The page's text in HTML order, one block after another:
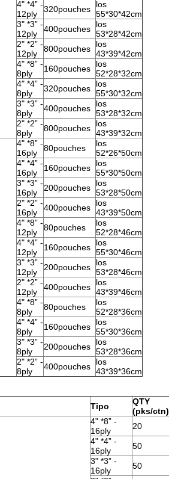
4" *4” -
12ply
320pouches
los
55*30*42cm
3" *3” -
12ply
400pouches
los
53*28*42cm
2" *2” -
12ply
800pouches
los
43*39*42cm
4" *8” -
8ply
160pouches
los
52*28*32cm
4" *4” -
8ply
320pouches
los
55*30*32cm
3" *3” -
8ply
400pouches
los
53*28*32cm
2" *2” -
8ply
800pouches
los
43*39*32cm
4" *8” -
16ply
80pouches
los
52*26*50cm
4" *4” -
16ply
160pouches
los
55*30*50cm
3" *3” -
16ply
200pouches
los
53*28*50cm
2" *2” -
16ply
400pouches
los
43*39*50cm
4" *8” -
12ply
80pouches
los
52*28*46cm
4" *4” -
12ply
160pouches
los
55*30*46cm
3" *3” -
12ply
200pouches
los
53*28*46cm
2" *2” -
12ply
400pouches
los
43*39*46cm
4" *8” -
8ply
80pouches
los
52*28*36cm
4" *4” -
8ply
160pouches
los
55*30*36cm
3" *3” -
8ply
200pouches
los
53*28*36cm
2" *2” -
8ply
400pouches
los
43*39*36cm
Tipo
QTY
(pks/ctn)
4" *8” -
16ply
20
4" *4” -
16ply
50
3" *3” -
16ply
50